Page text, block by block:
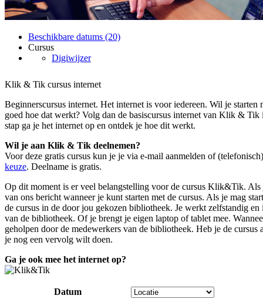
Beschikbare datums (20)
Cursus
Digiwijzer
Klik & Tik cursus internet
Beginnerscursus internet. Het internet is voor iedereen. Wil je starten
goed hoe dat werkt? Volg dan de basiscursus internet van Klik &
stap ga je het internet op en ontdek je hoe dit werkt.
Wil je aan Klik & Tik deelnemen?
Voor deze gratis cursus kun je je via e-mail aanmelden of
keuze. Deelname is gratis.
Op dit moment is er veel belangstelling voor de cursus Klik&Tik. Als
van ons bericht wanneer je kunt starten met de cursus. Als je mag
de cursus in de door jou gekozen bibliotheek. Je werkt zelfstandig en
van de bibliotheek. Of je brengt je eigen laptop of tablet mee.
geholpen door de medewerkers van de bibliotheek. Heb je de
je nog een vervolg wilt doen.
Ga je ook mee het internet op?
Datum